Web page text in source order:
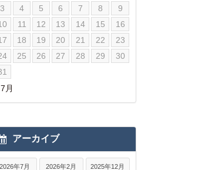
月
3
4 5 6 7 8
9
11 12 13 14 15
16
18 19 20 21 22
23
25 26 27 28 29
30
アーカイブ
2026年7月 2026年2月 2025年12月